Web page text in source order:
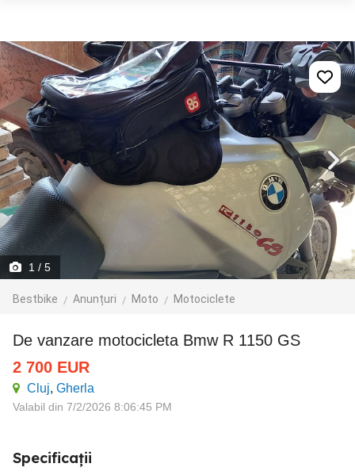
1 / 5
Bestbike Anunțuri Moto Motociclete
De vanzare motocicleta Bmw R 1150 GS
2 700 EUR
Cluj, Gherla
Valabil din 7/2/2026 8:06:45 PM
Specificații